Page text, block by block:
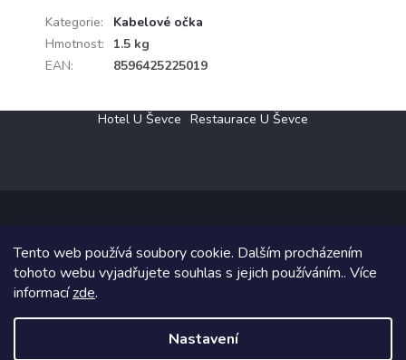
Tento web používá soubory cookie. Dalším procházením
tohoto webu vyjadřujete souhlas s jejich používáním.. Více
informacízde.
Nastavení
Kategorie:
Kabelové očka
Hmotnost:
1.5 kg
EAN: 8596425225019
Hotel U Ševce Restaurace U Ševce
Copyright 2026Elektro Klesný s.r.o.. Všechna práva vyhrazena.
Grafický návrh vytvořil a na Shoptet implementoval
Shoptetak.cz.